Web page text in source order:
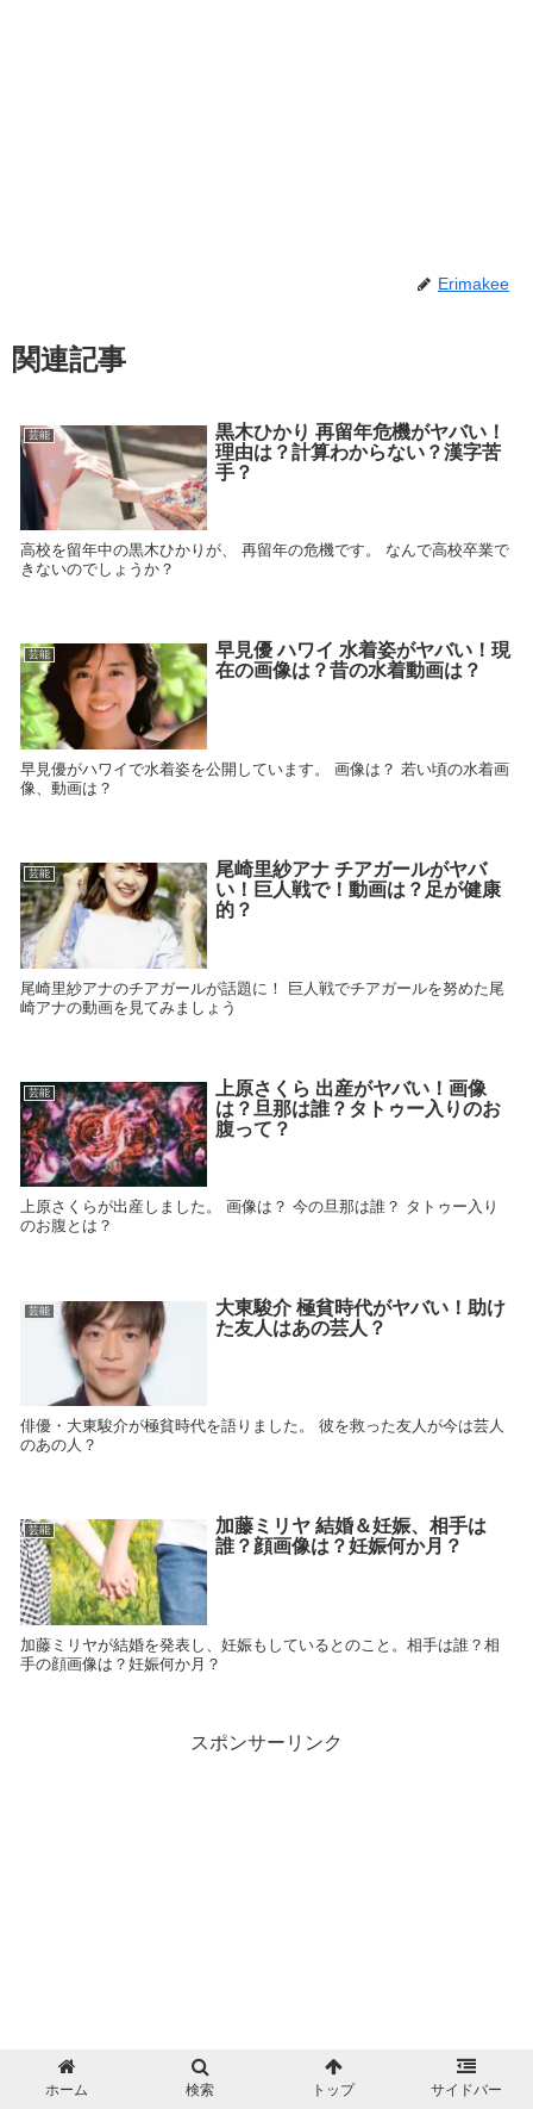
Erimakee
関連記事
芸能
黒木ひかり 再留年危機がヤバい！
理由は？計算わからない？漢字苦
手？
高校を留年中の黒木ひかりが、 再留年の危機です。 なんで高校卒業で
きないのでしょうか？
芸能
早見優 ハワイ 水着姿がヤバい！現
在の画像は？昔の水着動画は？
早見優がハワイで水着姿を公開しています。 画像は？ 若い頃の水着画
像、動画は？
芸能
尾崎里紗アナ チアガールがヤバ
い！巨人戦で！動画は？足が健康
的？
尾崎里紗アナのチアガールが話題に！ 巨人戦でチアガールを努めた尾
崎アナの動画を見てみましょう
芸能
上原さくら 出産がヤバい！画像
は？旦那は誰？タトゥー入りのお
腹って？
上原さくらが出産しました。 画像は？ 今の旦那は誰？ タトゥー入り
のお腹とは？
芸能
大東駿介 極貧時代がヤバい！助け
た友人はあの芸人？
俳優・大東駿介が極貧時代を語りました。 彼を救った友人が今は芸人
のあの人？
芸能
加藤ミリヤ 結婚＆妊娠、相手は
誰？顔画像は？妊娠何か月？
加藤ミリヤが結婚を発表し、妊娠もしているとのこと。相手は誰？相
手の顔画像は？妊娠何か月？
スポンサーリンク
ホーム 検索 トップ サイドバー